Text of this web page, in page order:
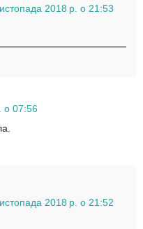
2018 р. о 21:53
о 07:56
2018 р. о 21:52